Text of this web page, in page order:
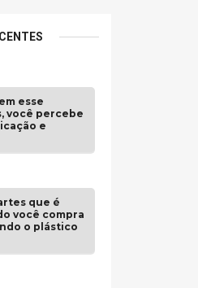
esse
você percebe
e
que é
você compra
o plástico